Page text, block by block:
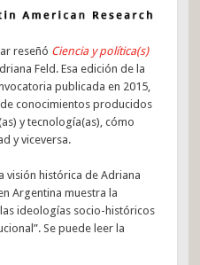
reseñó Ciencia y política(s)
Feld. Esa edición de la
publicada en 2015,
conocimientos producidos
y tecnología(as), cómo
y viceversa.
visión histórica de Adriana
Argentina muestra la
ideologías socio-históricos
Se puede leer la